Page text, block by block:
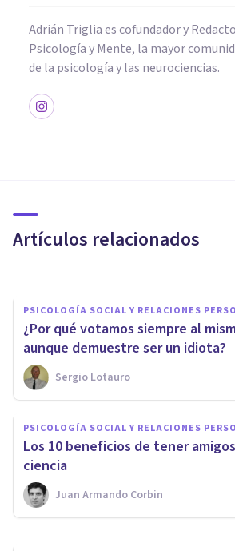
Adrián Triglia es cofundador y
Psicología y Mente, la mayor
de la psicología y las neurociencias.
Artículos relacionados
realmente?
PSICOLOGÍA SOCIAL Y RELACIONES
¿Por qué votamos siempre al
aunque demuestre ser un idiota?
Sergio Lotauro
PSICOLOGÍA SOCIAL Y RELACIONES
​Los 10 beneficios de tener
ciencia
Juan Armando Corbin
BIOGRAFÍAS
Abraham Maslow:
este famoso
humanista
Bertrand Regader